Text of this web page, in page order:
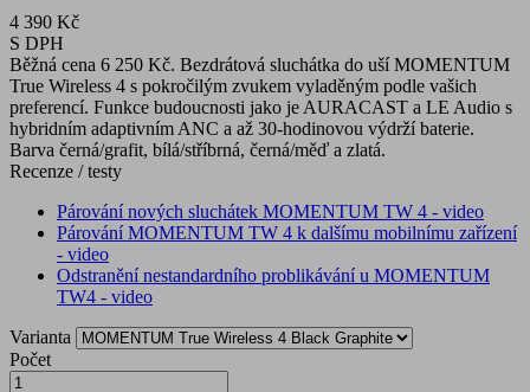
4 390 Kč
S DPH
Běžná cena 6 250 Kč. Bezdrátová sluchátka do uší MOMENTUM
True Wireless 4 s pokročilým zvukem vyladěným podle vašich
preferencí. Funkce budoucnosti jako je AURACAST a LE Audio s
hybridním adaptivním ANC a až 30-hodinovou výdrží baterie.
Barva černá/grafit, bílá/stříbrná, černá/měď a zlatá.
Recenze / testy
Párování nových sluchátek MOMENTUM TW 4 - video
Párování MOMENTUM TW 4 k dalšímu mobilnímu zařízení
- video
Odstranění nestandardního problikávání u MOMENTUM
TW4 - video
Varianta
Počet